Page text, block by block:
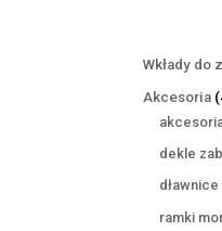
Wkłady do
Akcesoria
dekle
ramki